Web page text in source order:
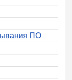
ПО